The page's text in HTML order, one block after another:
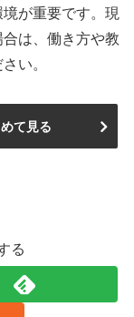
が重要です。現
は、働き方や教
い。
て見る
る